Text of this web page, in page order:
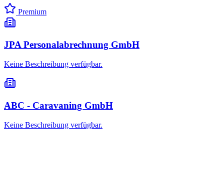
Premium
JPA Personalabrechnung GmbH
Keine Beschreibung verfügbar.
ABC - Caravaning GmbH
Keine Beschreibung verfügbar.